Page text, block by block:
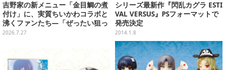
吉野家の新メニュー「金目鯛の煮
付け」に、実質ちいかわコラボと
沸くファンたち―「ぜったい狙っ
ただろ！」「映画公開のタイミン
2026.7.27
シリーズ最新作『閃乱カグラ ESTI
VAL VERSUS』PSフォーマットで
発売決定
2014.1.8